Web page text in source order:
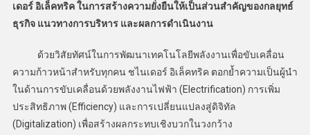
เดอร์ อิเล็คทริค ในการสร้างความยั่งยืนให้เป็นส่วนสำคัญของกลยุทธ์
ธุรกิจ แนวทางการบริหาร และผลการดำเนินงาน
ด้วยวิสัยทัศน์ในการพัฒนาเทคโนโลยีพลังงานเพื่อขับเคลื่อน
ความก้าวหน้าสำหรับทุกคน ชไนเดอร์ อิเล็คทริค ตอกย้ำความเป็นผู้นำ
ในด้านการขับเคลื่อนด้วยพลังงานไฟฟ้า (Electrification) การเพิ่ม
ประสิทธิภาพ (Efficiency) และการเปลี่ยนแปลงสู่ดิจิทัล
(Digitalization) เพื่อสร้างผลกระทบเชิงบวกในวงกว้าง